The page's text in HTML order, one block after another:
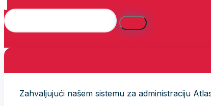
Zahvaljujući našem sistemu za administraciju